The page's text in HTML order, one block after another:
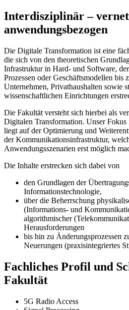
Interdisziplinär –
anwendungsbezogen
Die Digitale Transformation ist eine
die sich von den theoretischen
Infrastruktur in Hard- und Software,
Prozessen oder Geschäftsmodellen bis
Unternehmen, Privathaushalten sowie
wissenschaftlichen Einrichtungen
Die Fakultät versteht sich hierbei als
Digitalen Transformation. Unser
liegt auf der Optimierung und
der Kommunikationsinfrastruktur,
Anwendungsszenarien erst möglich
Die Inhalte erstrecken sich dabei von
den Grundlagen der
Informationstechnologie,
über die Beherrschung
(Informations- und
algorithmischer
Herausforderungen
bis hin zu Änderungsprozessen
Neuerungen (praxisintegriertes
Fachliches Profil und
Fakultät
5G Radio Access